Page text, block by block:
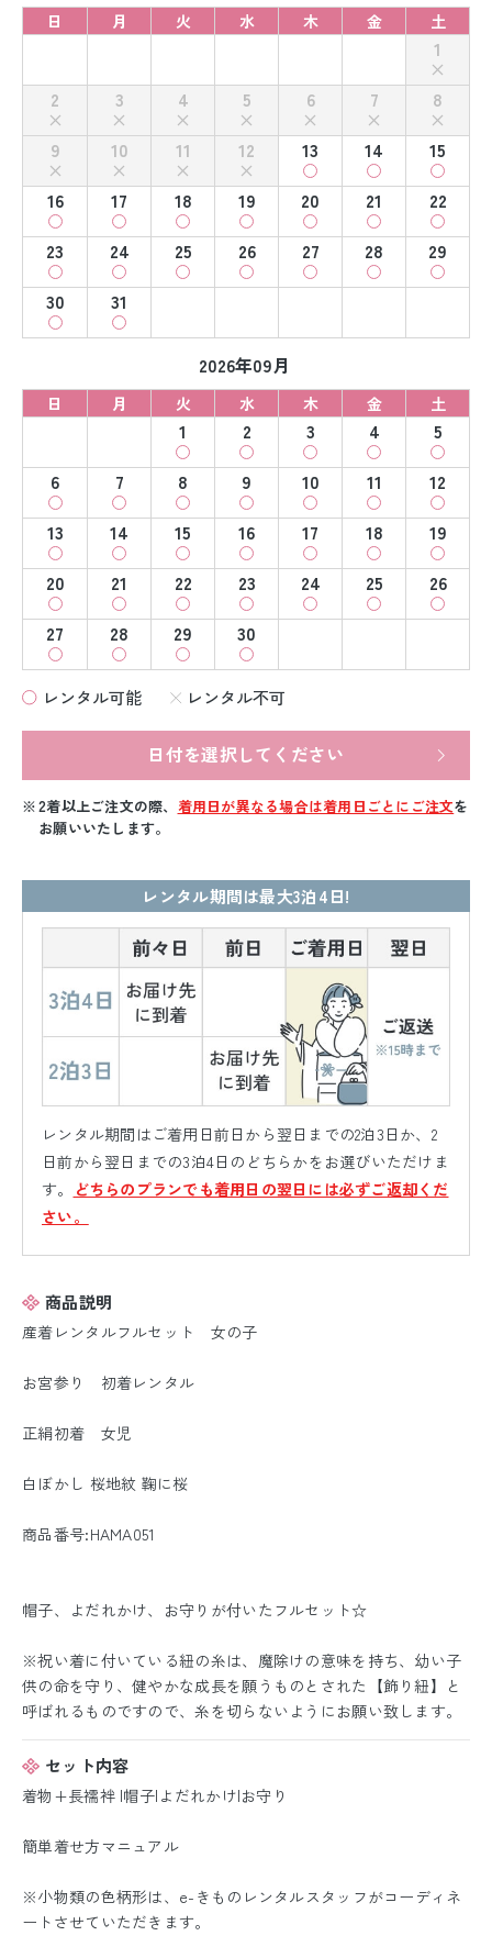
日
月 火 水 木 金 土
1
2
3 4 5 6 7
8
9
10 11 12 13 14
15
16
17 18 19 20 21
22
23
24 25 26 27 28
29
30
31
2026年09月
日 月 火 水 木 金 土
1 2 3 4
5
6
7 8 9 10 11
12
13
14 15 16 17 18
19
20
21 22 23 24 25
26
27
28 29 30
レンタル可能 レンタル不可
日付を選択してください
2着以上ご注文の際、 着用日が異なる場合は着用日ごとにご注文を
お願いいたします。
レンタル期間は最大3泊4日!
レンタル期間はご着用日前日から翌日までの2泊3日か、2
日前から翌日までの3泊4日のどちらかをお選びいただけま
す。
どちらのプランでも着用日の翌日には必ずご返却くだ
さい。
商品説明
産着レンタルフルセット 女の子
お宮参り 初着レンタル
正絹初着 女児
白ぼかし 桜地紋 鞠に桜
商品番号:HAMA051
帽子、よだれかけ、お守りが付いたフルセット☆
※祝い着に付いている紐の糸は、魔除けの意味を持ち、幼い子
供の命を守り、健やかな成長を願うものとされた【飾り紐】と
呼ばれるものですので、糸を切らないようにお願い致します。
セット内容
着物+長襦袢 |帽子|よだれかけ|お守り
簡単着せ方マニュアル
※小物類の色柄形は、e-きものレンタルスタッフがコーディネ
ートさせていただきます。